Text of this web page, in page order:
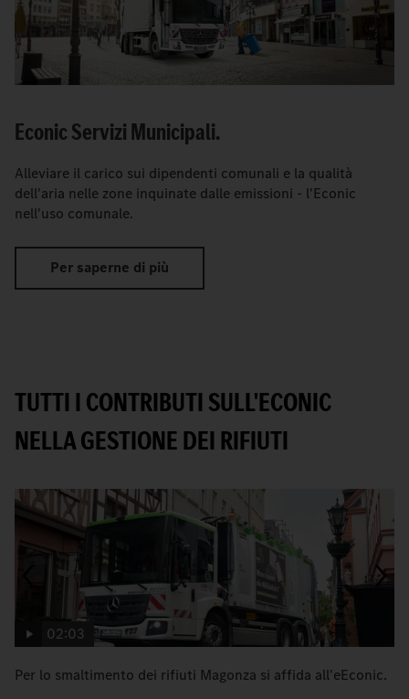
Econic Servizi Municipali.
Alleviare il carico sui dipendenti comunali e la qualità
dell'aria nelle zone inquinate dalle emissioni - l'Econic
nell'uso comunale.
Per saperne di più
TUTTI I CONTRIBUTI SULL'ECONIC
NELLA GESTIONE DEI RIFIUTI
02:03
Per lo smaltimento dei rifiuti Magonza si affida all'eEconic.